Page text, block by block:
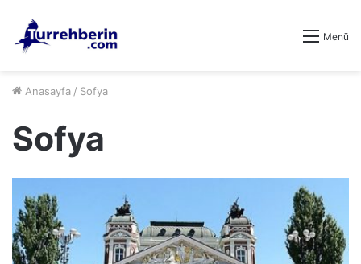
Menü
Anasayfa / Sofya
Sofya